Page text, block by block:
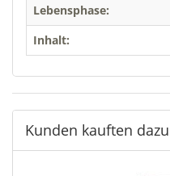
Lebensphase:
Inhalt:
Kunden kauften